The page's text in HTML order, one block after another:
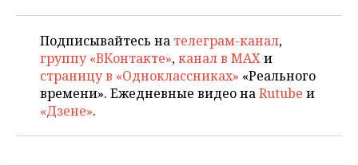
КИБЕРСПОРТ
ФИГУРНОЕ КАТАНИЕ
ВОДНЫЕ ВИДЫ СПОРТА
КУЛЬТУРА
МЕДИЦИНА
ОБРАЗОВАНИЕ
СПИСОК КОМПАНИЙ
Подписывайтесь на телеграм-канал,
группу «ВКонтакте»,канал в MAXи
страницу в «Одноклассниках» «Реального
времени». Ежедневные видео наRutube и
«Дзене».